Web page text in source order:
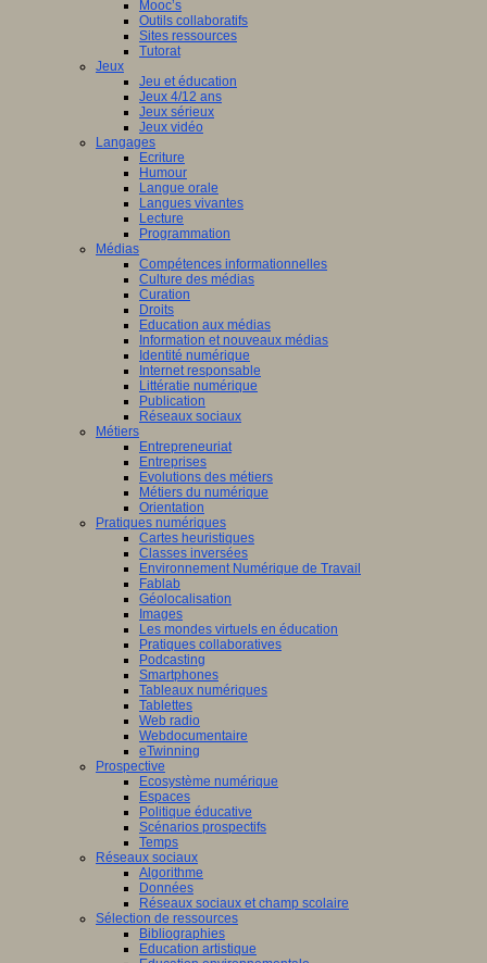
Mooc’s
Outils collaboratifs
Sites ressources
Tutorat
Jeux
Jeu et éducation
Jeux 4/12 ans
Jeux sérieux
Jeux vidéo
Langages
Ecriture
Humour
Langue orale
Langues vivantes
Lecture
Programmation
Médias
Compétences informationnelles
Culture des médias
Curation
Droits
Education aux médias
Information et nouveaux médias
Identité numérique
Internet responsable
Littératie numérique
Publication
Réseaux sociaux
Métiers
Entrepreneuriat
Entreprises
Evolutions des métiers
Métiers du numérique
Orientation
Pratiques numériques
Cartes heuristiques
Classes inversées
Environnement Numérique de Travail
Fablab
Géolocalisation
Images
Les mondes virtuels en éducation
Pratiques collaboratives
Podcasting
Smartphones
Tableaux numériques
Tablettes
Web radio
Webdocumentaire
eTwinning
Prospective
Ecosystème numérique
Espaces
Politique éducative
Scénarios prospectifs
Temps
Réseaux sociaux
Algorithme
Données
Réseaux sociaux et champ scolaire
Sélection de ressources
Bibliographies
Education artistique